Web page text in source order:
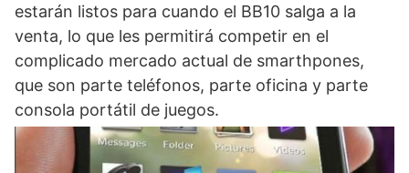
estarán listos para cuando el BB10 salga a la
venta, lo que les permitirá competir en el
complicado mercado actual de smarthpones,
que son parte teléfonos, parte oficina y parte
consola portátil de juegos.